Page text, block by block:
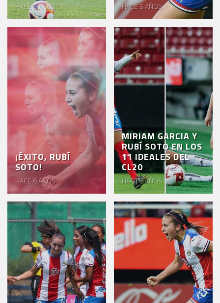
HACE 5 AÑOS HACE 5 AÑOS
¡ÉXITO, RUBÍ
SOTO!
HACE 6 AÑOS
MIRIAM GARCIA Y
RUBÍ SOTO EN LOS
11 IDEALES DEL
CL20
HACE 6 AÑOS